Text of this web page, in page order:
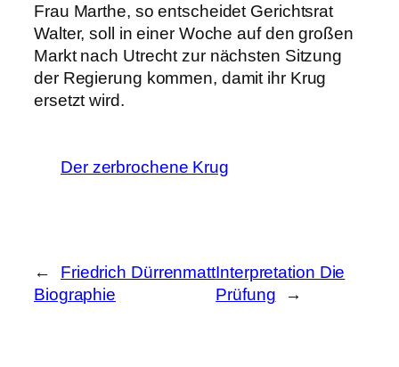
Frau Marthe, so entscheidet Gerichtsrat
Walter, soll in einer Woche auf den großen
Markt nach Utrecht zur nächsten Sitzung
der Regierung kommen, damit ihr Krug
ersetzt wird.
Der zerbrochene Krug
←
Friedrich Dürrenmatt
Biographie
Interpretation Die
Prüfung
→